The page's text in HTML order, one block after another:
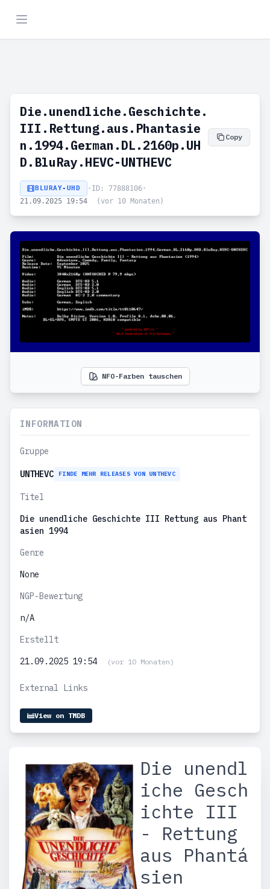
Die.unendliche.Geschichte.
III.Rettung.aus.Phantasie
n.1994.German.DL.2160p.UH
D.BluRay.HEVC-UNTHEVC
Copy
BLURAY-UHD • ID: 77888106•
21.09.2025 19:54
(vor 10 Monaten)
NFO-Farben tauschen
INFORMATION
Gruppe
UNTHEVC FINDE MEHR RELEASES VON UNTHEVC
Titel
Die unendliche Geschichte III Rettung aus Phant
asien 1994
Genre
None
NGP-Bewertung
n/A
Erstellt
21.09.2025 19:54
(vor 10 Monaten)
External Links
View on TMDB
Die unendl
iche Gesch
ichte III
- Rettung
aus Phantá
sien